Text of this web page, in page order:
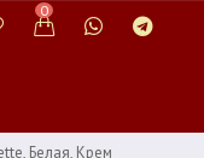
0
Белая, Крем